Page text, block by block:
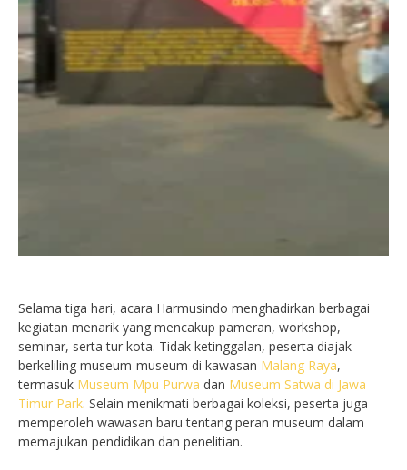
Selama tiga hari, acara Harmusindo menghadirkan berbagai
kegiatan menarik yang mencakup pameran, workshop,
seminar, serta tur kota. Tidak ketinggalan, peserta diajak
berkeliling museum-museum di kawasan Malang Raya,
termasuk Museum Mpu Purwa dan Museum Satwa di Jawa
Timur Park. Selain menikmati berbagai koleksi, peserta juga
memperoleh wawasan baru tentang peran museum dalam
memajukan pendidikan dan penelitian.